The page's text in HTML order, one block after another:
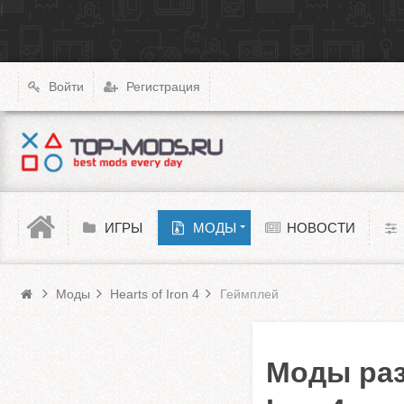
Войти Регистрация
Моды HoI 4
ИГРЫ МОДЫ
XCOM: Chimera Squad
Cyberpunk 2077
Teardown
Melon Playground
Barotrauma НОВОСТИ
Моды Hearts of Iron 4 Геймплей
Моды